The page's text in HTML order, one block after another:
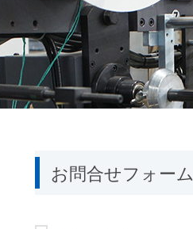
お問合せフォーム